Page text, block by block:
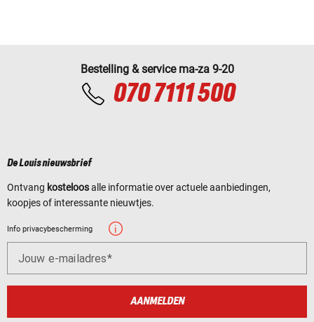
Bestelling & service ma-za 9-20
070 7111 500
De Louis nieuwsbrief
Ontvang kosteloosalle informatie over actuele aanbiedingen,
koopjes of interessante nieuwtjes.
Info privacybescherming
Jouw e-mailadres
AANMELDEN